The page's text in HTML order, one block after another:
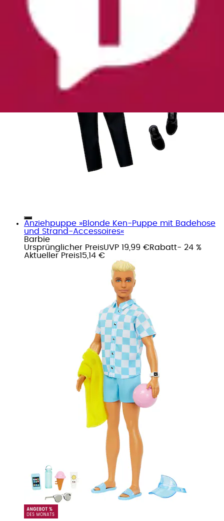
Anziehpuppe »Blonde Ken-Puppe mit Badehose
und Strand-Accessoires«
Barbie
Ursprünglicher PreisUVP 19,99 €Rabatt- 24 %
Aktueller Preis15,14 €